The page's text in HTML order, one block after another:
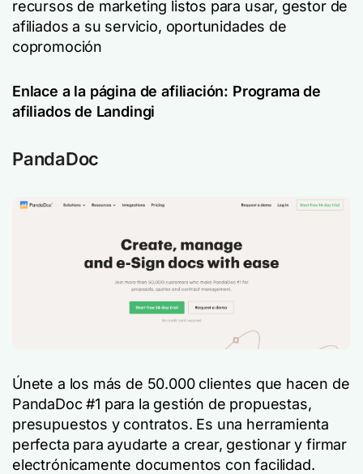
recursos de marketing listos para usar, gestor de
afiliados a su servicio, oportunidades de
copromoción
Enlace a la página de afiliación: Programa de
afiliados de Landingi
PandaDoc
Únete a los más de 50.000 clientes que hacen de
PandaDoc #1 para la gestión de propuestas,
presupuestos y contratos. Es una herramienta
perfecta para ayudarte a crear, gestionar y firmar
electrónicamente documentos con facilidad.